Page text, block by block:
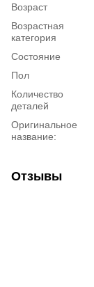
Возраст
Возрастная
категория
Состояние
Пол
Количество
деталей
Оригинальное
название:
Отзывы